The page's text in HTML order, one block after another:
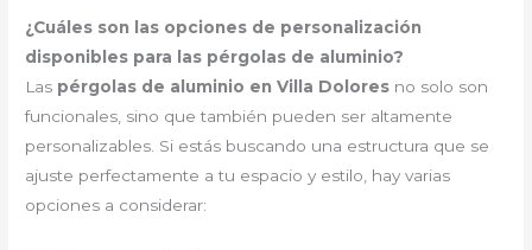
¿Cuáles son las opciones de personalización
disponibles para las pérgolas de aluminio?
Las pérgolas de aluminio en Villa Dolores no solo son
funcionales, sino que también pueden ser altamente
personalizables. Si estás buscando una estructura que se
ajuste perfectamente a tu espacio y estilo, hay varias
opciones a considerar: